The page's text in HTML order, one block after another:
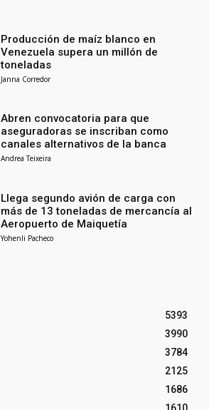
Producción de maíz blanco en
Venezuela supera un millón de
toneladas
Janna Corredor
Abren convocatoria para que
aseguradoras se inscriban como
canales alternativos de la banca
Andrea Teixeira
Llega segundo avión de carga con
más de 13 toneladas de mercancía al
Aeropuerto de Maiquetía
Yohenli Pacheco
5393
3990
3784
2125
1686